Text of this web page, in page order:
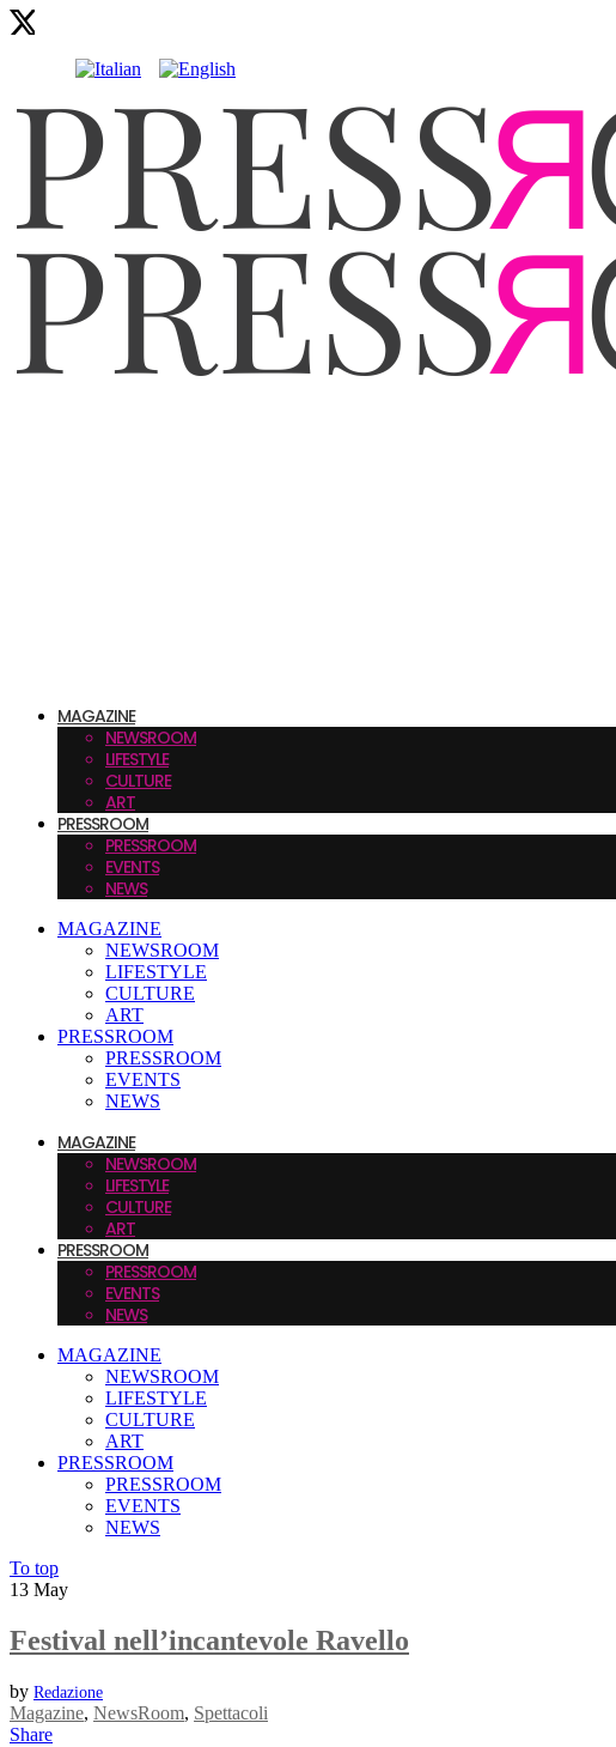
MAGAZINE
NEWSROOM
LIFESTYLE
CULTURE
ART
PRESSROOM
PRESSROOM
EVENTS
NEWS
MAGAZINE
NEWSROOM
LIFESTYLE
CULTURE
ART
PRESSROOM
PRESSROOM
EVENTS
NEWS
MAGAZINE
NEWSROOM
LIFESTYLE
CULTURE
ART
PRESSROOM
PRESSROOM
EVENTS
NEWS
MAGAZINE
NEWSROOM
LIFESTYLE
CULTURE
ART
PRESSROOM
PRESSROOM
EVENTS
NEWS
To top
13 May
Festival nell’incantevole Ravello
by Redazione
Magazine, NewsRoom, Spettacoli
Share